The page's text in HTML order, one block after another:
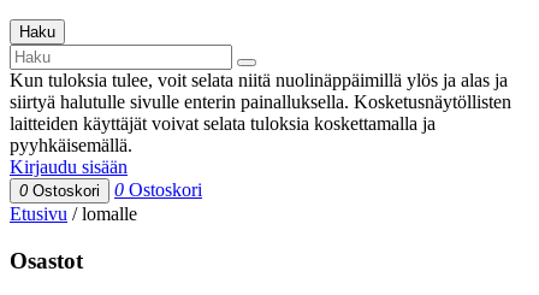
Haku
Kun tuloksia tulee, voit selata niitä nuolinäppäimillä ylös ja alas ja
siirtyä halutulle sivulle enterin painalluksella. Kosketusnäytöllisten
laitteiden käyttäjät voivat selata tuloksia koskettamalla ja
pyyhkäisemällä.
Kirjaudu sisään
0 Ostoskori 0 Ostoskori
Etusivu /lomalle
Osastot